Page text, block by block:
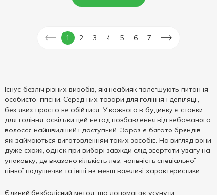
1 2 3 4 5 6 7
Існує безліч різних виробів, які неабияк полегшують питання
особистої гігієни. Серед них товари для гоління і депіляції,
без яких просто не обійтися. У кожного в будинку є станки
для гоління, оскільки цей метод позбавлення від небажаного
волосся найшвидший і доступний. Зараз є багато брендів,
які займаються виготовленням таких засобів. На вигляд вони
дуже схожі, однак при виборі завжди слід звертати увагу на
упаковку, де вказано кількість лез, наявність спеціальної
пінної подушечки та інші не менш важливі характеристики.
Єдиний безболісний метод, що допомагає усунути